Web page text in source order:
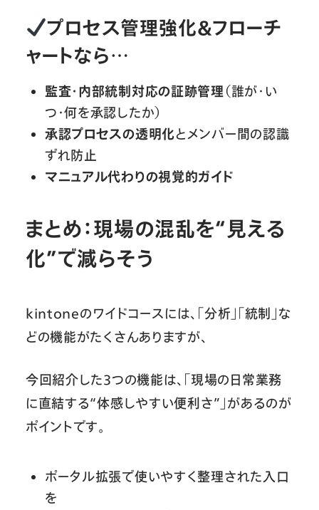
プロセス管理強化＆フローチ
ャートなら…
監査・内部統制対応の証跡管理（誰が・い
つ・何を承認したか）
承認プロセスの透明化とメンバー間の認識
ずれ防止
マニュアル代わりの視覚的ガイド
まとめ：現場の混乱を“見える
化”で減らそう
kintoneのワイドコースには、「分析」「統制」な
どの機能がたくさんありますが、
今回紹介した3つの機能は、「現場の日常業務
に直結する“体感しやすい便利さ”」があるのが
ポイントです。
ポータル拡張で使いやすく整理された入口
を